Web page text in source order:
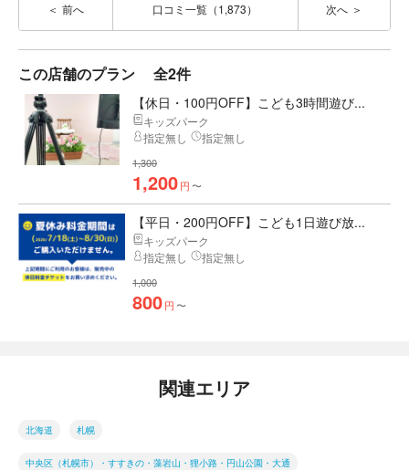
前へ 口コミ一覧（1,873） 次へ
この店舗のプラン 全2件
【休日・100円OFF】こども3時間遊び...
キッズパーク
指定無し
指定無し
1,300
1,200円 〜
【平日・200円OFF】こども1日遊び放...
キッズパーク
指定無し
指定無し
1,000
800円 〜
関連エリア
北海道 札幌
中央区（札幌市）・すすきの・藻岩山・狸小路・円山公園・大通